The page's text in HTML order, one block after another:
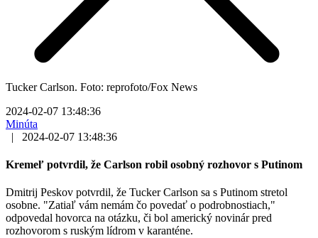
Tucker Carlson. Foto: reprofoto/Fox News
2024-02-07 13:48:36
Minúta
|
2024-02-07 13:48:36
Kremeľ potvrdil, že Carlson robil osobný rozhovor s Putinom
Dmitrij Peskov potvrdil, že Tucker Carlson sa s Putinom stretol
osobne. "Zatiaľ vám nemám čo povedať o podrobnostiach,"
odpovedal hovorca na otázku, či bol americký novinár pred
rozhovorom s ruským lídrom v karanténe.